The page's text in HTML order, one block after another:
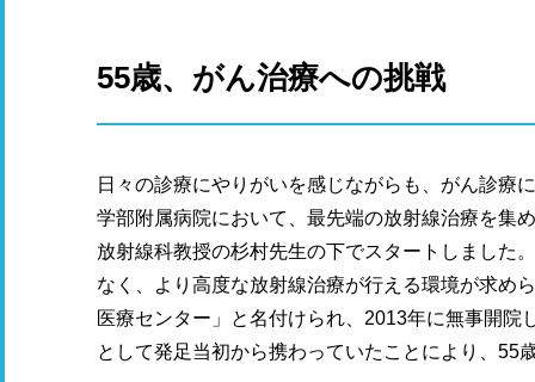
55歳、がん治療への挑戦
日々の診療にやりがいを感じながらも、がん診療
学部附属病院において、最先端の放射線治療を集
放射線科教授の杉村先生の下でスタートしました
なく、より高度な放射線治療が行える環境が求め
医療センター」と名付けられ、2013年に無事開
として発足当初から携わっていたことにより、55